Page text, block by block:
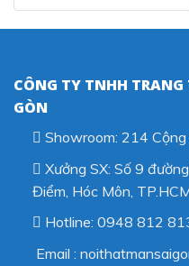
CÔNG TY TNHH
GÒN
Showroom: 214 Cộng
Xưởng SX: Số 9
Điểm, Hóc Môn,
Hotline: 0948 812
Email :